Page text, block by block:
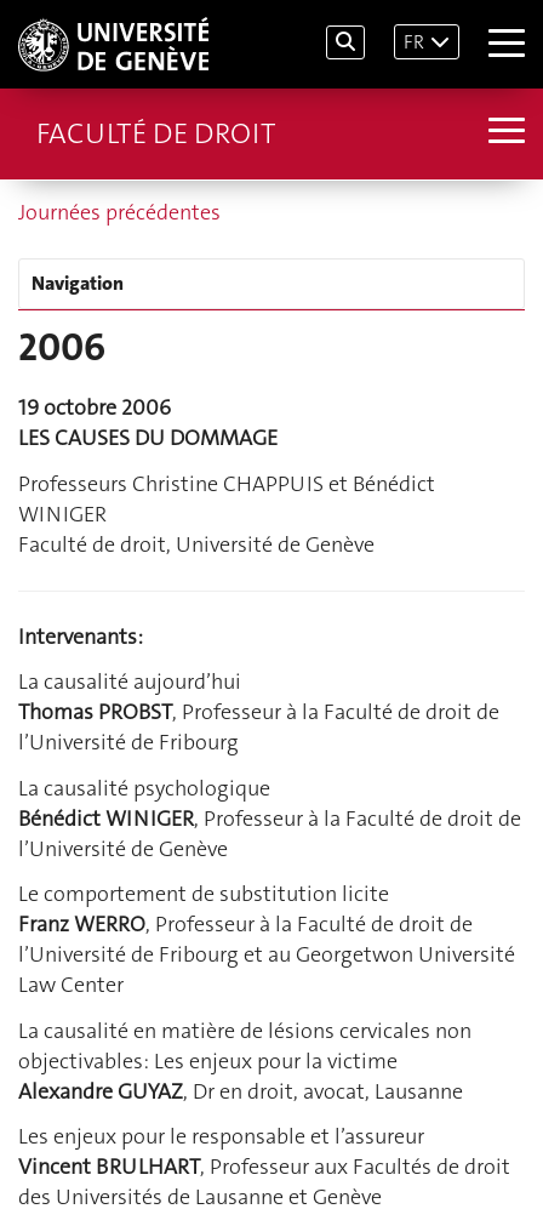
FR
FACULTÉ DE DROIT
Journées précédentes
Navigation
2006
19 octobre 2006
LES CAUSES DU DOMMAGE
Professeurs Christine CHAPPUIS et Bénédict
WINIGER
Faculté de droit, Université de Genève
Intervenants:
La causalité aujourd’hui
Thomas PROBST, Professeur à la Faculté de droit de
l’Université de Fribourg
La causalité psychologique
Bénédict WINIGER, Professeur à la Faculté de droit de
l’Université de Genève
Le comportement de substitution licite
Franz WERRO, Professeur à la Faculté de droit de
l’Université de Fribourg et au Georgetwon Université
Law Center
La causalité en matière de lésions cervicales non
objectivables: Les enjeux pour la victime
Alexandre GUYAZ, Dr en droit, avocat, Lausanne
Les enjeux pour le responsable et l’assureur
Vincent BRULHART, Professeur aux Facultés de droit
des Universités de Lausanne et Genève